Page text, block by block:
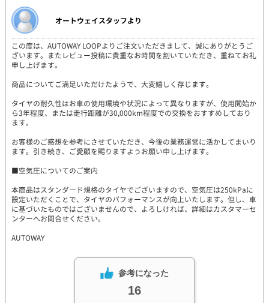
オートウェイスタッフより
この度は、AUTOWAY LOOPよりご注文いただきまして、誠にありがとうご
ざいます。またレビュー投稿に貴重なお時間を割いていただき、重ねてお礼
申し上げます。
商品についてご満足いただけたようで、大変嬉しく存じます。
タイヤの耐久性はお車の使用環境や状況によって異なりますが、使用開始か
ら3年程度、または走行距離が30,000km程度での交換をおすすめしており
ます。
お客様のご感想を参考にさせていただき、今後の業務運営に活かしてまいり
ます。引き続き、ご愛顧を賜りますようお願い申し上げます。
■空気圧についてのご案内
本商品はスタンダード規格のタイヤでございますので、空気圧は250kPaに
設定いただくことで、タイヤのパフォーマンスが向上いたします。但し、車
に基づいたものではございませんので、よろしければ、詳細はカスタマーセ
ンターへお問合せください。
AUTOWAY
参考になった
16